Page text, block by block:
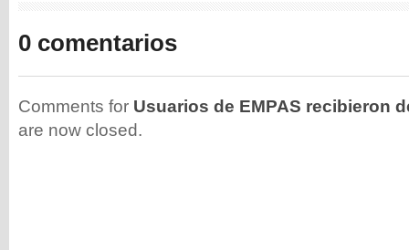
0 comentarios
Comments for Usuarios de EMPAS recibieron
are now closed.